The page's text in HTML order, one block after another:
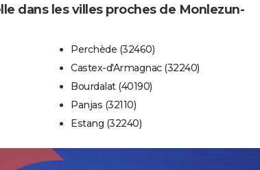
dans les villes proches de Monlezun-
Perchède (32460)
Castex-d'Armagnac (32240)
Bourdalat (40190)
Panjas (32110)
Estang (32240)